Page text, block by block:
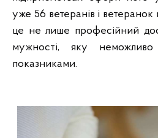
уже 56 ветеранів і ветеранок
це не лише професійний
мужності, яку
показниками.